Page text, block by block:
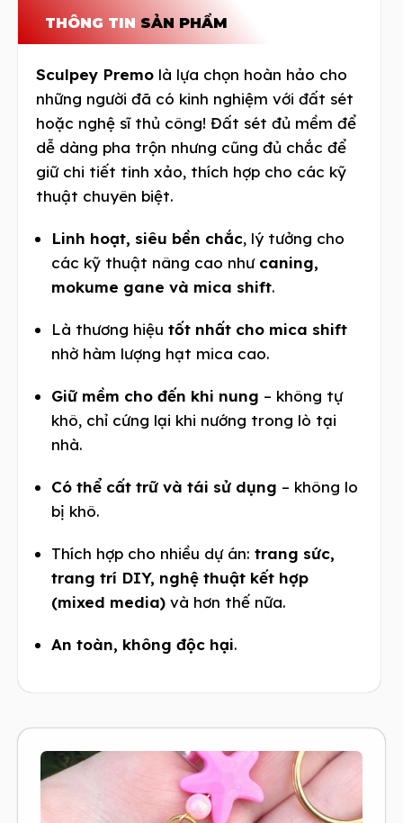
THÔNG TIN SẢN PHẨM
Sculpey Premo là lựa chọn hoàn hảo cho
những người đã có kinh nghiệm với đất sét
hoặc nghệ sĩ thủ công! Đất sét đủ mềm để
dễ dàng pha trộn nhưng cũng đủ chắc để
giữ chi tiết tinh xảo, thích hợp cho các kỹ
thuật chuyên biệt.
Linh hoạt, siêu bền chắc, lý tưởng cho
các kỹ thuật nâng cao như caning,
mokume gane và mica shift.
Là thương hiệutốt nhất cho mica shift
nhờ hàm lượng hạt mica cao.
Giữ mềm cho đến khi nung – không tự
khô, chỉ cứng lại khi nướng trong lò tại
nhà.
Có thể cất trữ và tái sử dụng – không lo
bị khô.
Thích hợp cho nhiều dự án:trang sức,
trang trí DIY, nghệ thuật kết hợp
(mixed media) và hơn thế nữa.
An toàn, không độc hại.